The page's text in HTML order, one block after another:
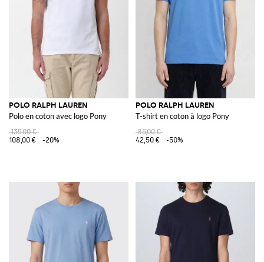
POLO RALPH LAUREN
Polo en coton avec logo Pony
135,00 €
108,00 €
-20%
POLO RALPH LAUREN
T-shirt en coton à logo Pony
85,00 €
42,50 €
-50%